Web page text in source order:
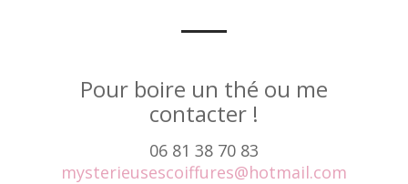
Pour boire un thé ou me
contacter !
06 81 38 70 83
mysterieusescoiffures@hotmail.com